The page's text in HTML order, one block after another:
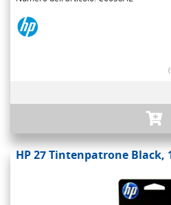
HP 27 Tintenpatrone Black,